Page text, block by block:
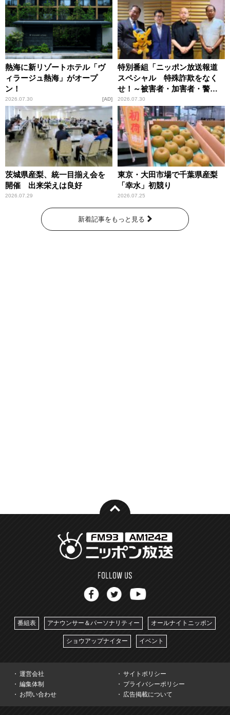
熱海に新リゾートホテル「ヴ
ィラージュ熱海」がオープ
ン！
2026.07.30 AD
特別番組「ニッポン放送報道
スペシャル 特殊詐欺をなく
せ！～被害者・加害者・警視
庁が語るトクリュウの実態
～」放送
2026.07.30
茨城県産梨、統一目揃え会を
開催 出来栄えは良好
2026.07.29
東京・大田市場で千葉県産梨
「幸水」初競り
2026.07.25
新着記事をもっと見る
番組表 アナウンサー＆パーソナリティー オールナイトニッポン
ショウアップナイター イベント
運営会社
サイトポリシー
編集体制
プライバシーポリシー
お問い合わせ
広告掲載について